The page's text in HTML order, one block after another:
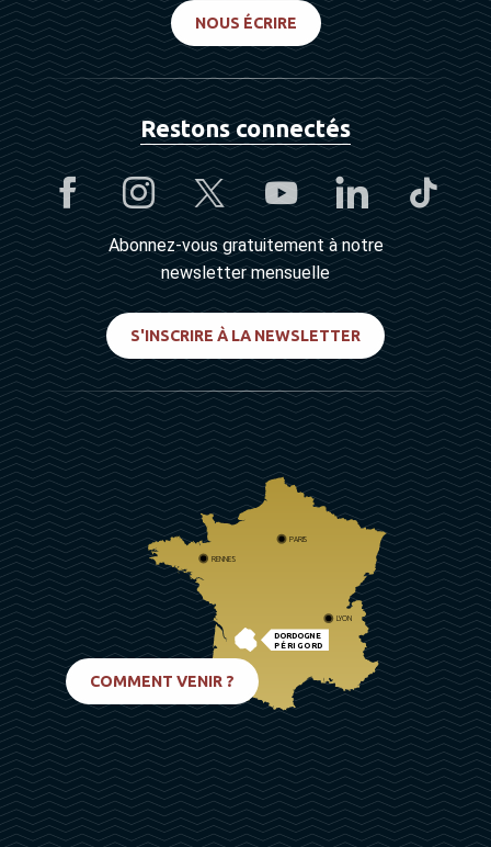
NOUS ÉCRIRE
Restons connectés
Abonnez-vous gratuitement à notre
newsletter mensuelle
S'INSCRIRE À LA NEWSLETTER
DORDOGNE
PÉRIGORD
PARIS
RENNES
LYON
COMMENT VENIR ?